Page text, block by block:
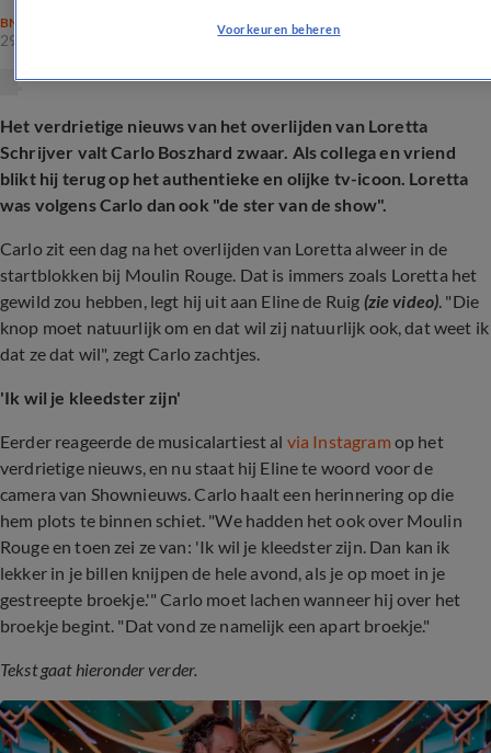
BN'ERS
29 mrt 2025, 09:12
Het verdrietige nieuws van het overlijden van Loretta
Schrijver valt Carlo Boszhard zwaar. Als collega en vriend
blikt hij terug op het authentieke en olijke tv-icoon. Loretta
was volgens Carlo dan ook "de ster van de show".
Carlo zit een dag na het overlijden van Loretta alweer in de
startblokken bij Moulin Rouge. Dat is immers zoals Loretta het
gewild zou hebben, legt hij uit aan Eline de Ruig (zie video). "Die
knop moet natuurlijk om en dat wil zij natuurlijk ook, dat weet ik
dat ze dat wil", zegt Carlo zachtjes.
'Ik wil je kleedster zijn'
Eerder reageerde de musicalartiest al via Instagram op het
verdrietige nieuws, en nu staat hij Eline te woord voor de
camera van Shownieuws. Carlo haalt een herinnering op die
hem plots te binnen schiet. "We hadden het ook over Moulin
Rouge en toen zei ze van: 'Ik wil je kleedster zijn. Dan kan ik
lekker in je billen knijpen de hele avond, als je op moet in je
gestreepte broekje.'" Carlo moet lachen wanneer hij over het
broekje begint. "Dat vond ze namelijk een apart broekje."
Tekst gaat hieronder verder.
Voorkeuren beheren